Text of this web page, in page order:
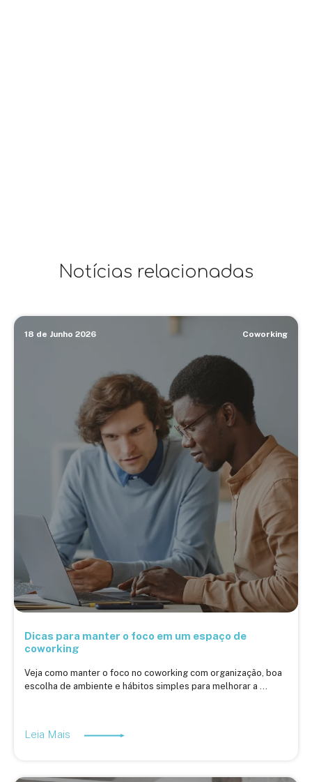
Notícias relacionadas
18 de Junho 2026 Coworking
Dicas para manter o foco em um espaço de
coworking
Veja como manter o foco no coworking com organização, boa
escolha de ambiente e hábitos simples para melhorar a ...
Leia Mais